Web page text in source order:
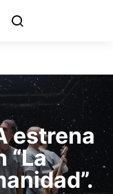
estrena
“La